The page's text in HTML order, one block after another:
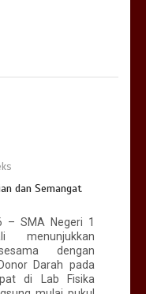
dan Semangat
– SMA Negeri 1
menunjukkan
dengan
Darah pada
di Lab Fisika